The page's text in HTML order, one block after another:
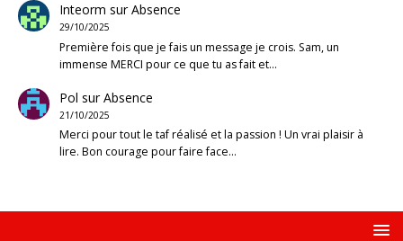
Inteorm surAbsence
29/10/2025
Première fois que je fais un message je crois. Sam, un
immense MERCI pour ce que tu as fait et…
Pol surAbsence
21/10/2025
Merci pour tout le taf réalisé et la passion ! Un vrai plaisir à
lire. Bon courage pour faire face…